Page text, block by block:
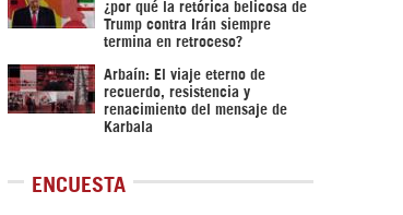
¿por qué la retórica belicosa de
Trump contra Irán siempre
termina en retroceso?
Arbaín: El viaje eterno de
recuerdo, resistencia y
renacimiento del mensaje de
Karbala
ENCUESTA